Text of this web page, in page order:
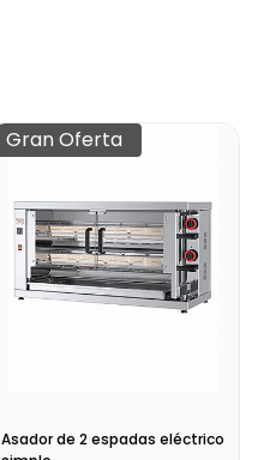
Gran Oferta
Asador de 2 espadas eléctrico